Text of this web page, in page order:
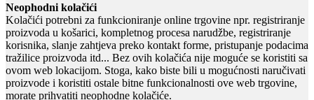
Neophodni kolačići
Kolačići potrebni za funkcioniranje online trgovine npr. registriranje
proizvoda u košarici, kompletnog procesa narudžbe, registriranje
korisnika, slanje zahtjeva preko kontakt forme, pristupanje podacima
tražilice proizvoda itd... Bez ovih kolačića nije moguće se koristiti sa
ovom web lokacijom. Stoga, kako biste bili u mogućnosti naručivati
proizvode i koristiti ostale bitne funkcionalnosti ove web trgovine,
morate prihvatiti neophodne kolačiće.